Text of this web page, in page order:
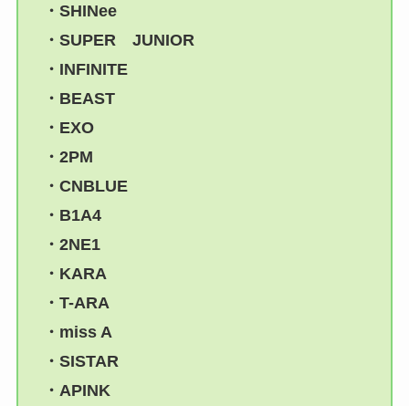
・SHINee
・SUPER JUNIOR
・INFINITE
・BEAST
・EXO
・2PM
・CNBLUE
・B1A4
・2NE1
・KARA
・T-ARA
・miss A
・SISTAR
・APINK